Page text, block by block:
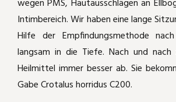
wegen PMS, Hautausschlägen an
Intimbereich. Wir haben eine lange
Hilfe der Empfindungsmethode
langsam in die Tiefe. Nach und
Heilmittel immer besser ab. Sie
Gabe Crotalus horridus C200.
Amputation
Headshaker - Pferdchen
Mauzi frißt nicht mehr
Rosacea - homöopathisch deutlich
Die Waldklapperschlange half bei PMS
und dabei, das "Ich" wiederzufinden